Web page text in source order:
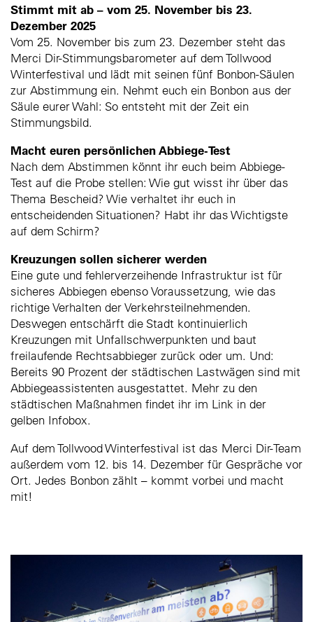
Stimmt mit ab – vom 25. November bis 23.
Dezember 2025
Vom 25. November bis zum 23. Dezember steht das
Merci Dir-Stimmungsbarometer auf dem Tollwood
Winterfestival und lädt mit seinen fünf Bonbon-Säulen
zur Abstimmung ein. Nehmt euch ein Bonbon aus der
Säule eurer Wahl: So entsteht mit der Zeit ein
Stimmungsbild.
Macht euren persönlichen Abbiege-Test
Nach dem Abstimmen könnt ihr euch beim Abbiege-
Test auf die Probe stellen: Wie gut wisst ihr über das
Thema Bescheid? Wie verhaltet ihr euch in
entscheidenden Situationen? Habt ihr das Wichtigste
auf dem Schirm?
Kreuzungen sollen sicherer werden
Eine gute und fehlerverzeihende Infrastruktur ist für
sicheres Abbiegen ebenso Voraussetzung, wie das
richtige Verhalten der Verkehrsteilnehmenden.
Deswegen entschärft die Stadt kontinuierlich
Kreuzungen mit Unfallschwerpunkten und baut
freilaufende Rechtsabbieger zurück oder um. Und:
Bereits 90 Prozent der städtischen Lastwägen sind mit
Abbiegeassistenten ausgestattet. Mehr zu den
städtischen Maßnahmen findet ihr im Link in der
gelben Infobox.
Auf dem Tollwood Winterfestival ist das Merci Dir-Team
außerdem vom 12. bis 14. Dezember für Gespräche vor
Ort. Jedes Bonbon zählt – kommt vorbei und macht
mit!